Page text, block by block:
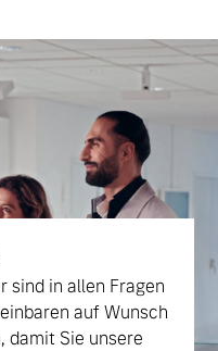
sind in allen Fragen
auf Wunsch
damit Sie unsere